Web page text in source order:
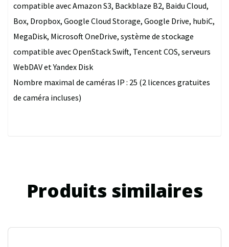
compatible avec Amazon S3, Backblaze B2, Baidu Cloud,
Box, Dropbox, Google Cloud Storage, Google Drive, hubiC,
MegaDisk, Microsoft OneDrive, système de stockage
compatible avec OpenStack Swift, Tencent COS, serveurs
WebDAV et Yandex Disk
Nombre maximal de caméras IP : 25 (2 licences gratuites
de caméra incluses)
Produits similaires